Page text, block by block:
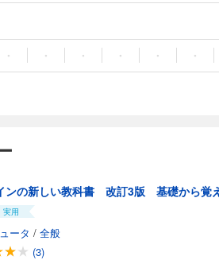
はなく、「なぜ、そう作るのか？」といった「背
込んで解説している点です。技術や手法が新しく
・ ・ ・ ・ ・ ・
ンの新しい教科書 改訂3版 基礎から覚え
実用
ータ / 全般
(3)